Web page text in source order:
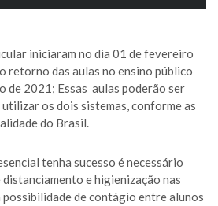
iniciaram no dia 01 de fevereiro
retorno das aulas no ensino público
de 2021; Essas aulas poderão ser
os dois sistemas, conforme as
do Brasil.
tenha sucesso é necessário
e higienização nas
possibilidade de contágio entre alunos